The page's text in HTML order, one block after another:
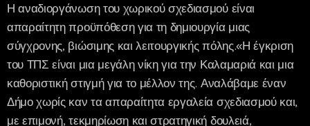
Η αναδιοργάνωση του χωρικού σχεδιασμού είναι
απαραίτητη προϋπόθεση για τη δημιουργία μιας
σύγχρονης, βιώσιμης και λειτουργικής πόλης.«Η έγκριση
του ΤΠΣ είναι μια μεγάλη νίκη για την Καλαμαριά και μια
καθοριστική στιγμή για το μέλλον της. Αναλάβαμε έναν
Δήμο χωρίς καν τα απαραίτητα εργαλεία σχεδιασμού και,
με επιμονή, τεκμηρίωση και στρατηγική δουλειά,